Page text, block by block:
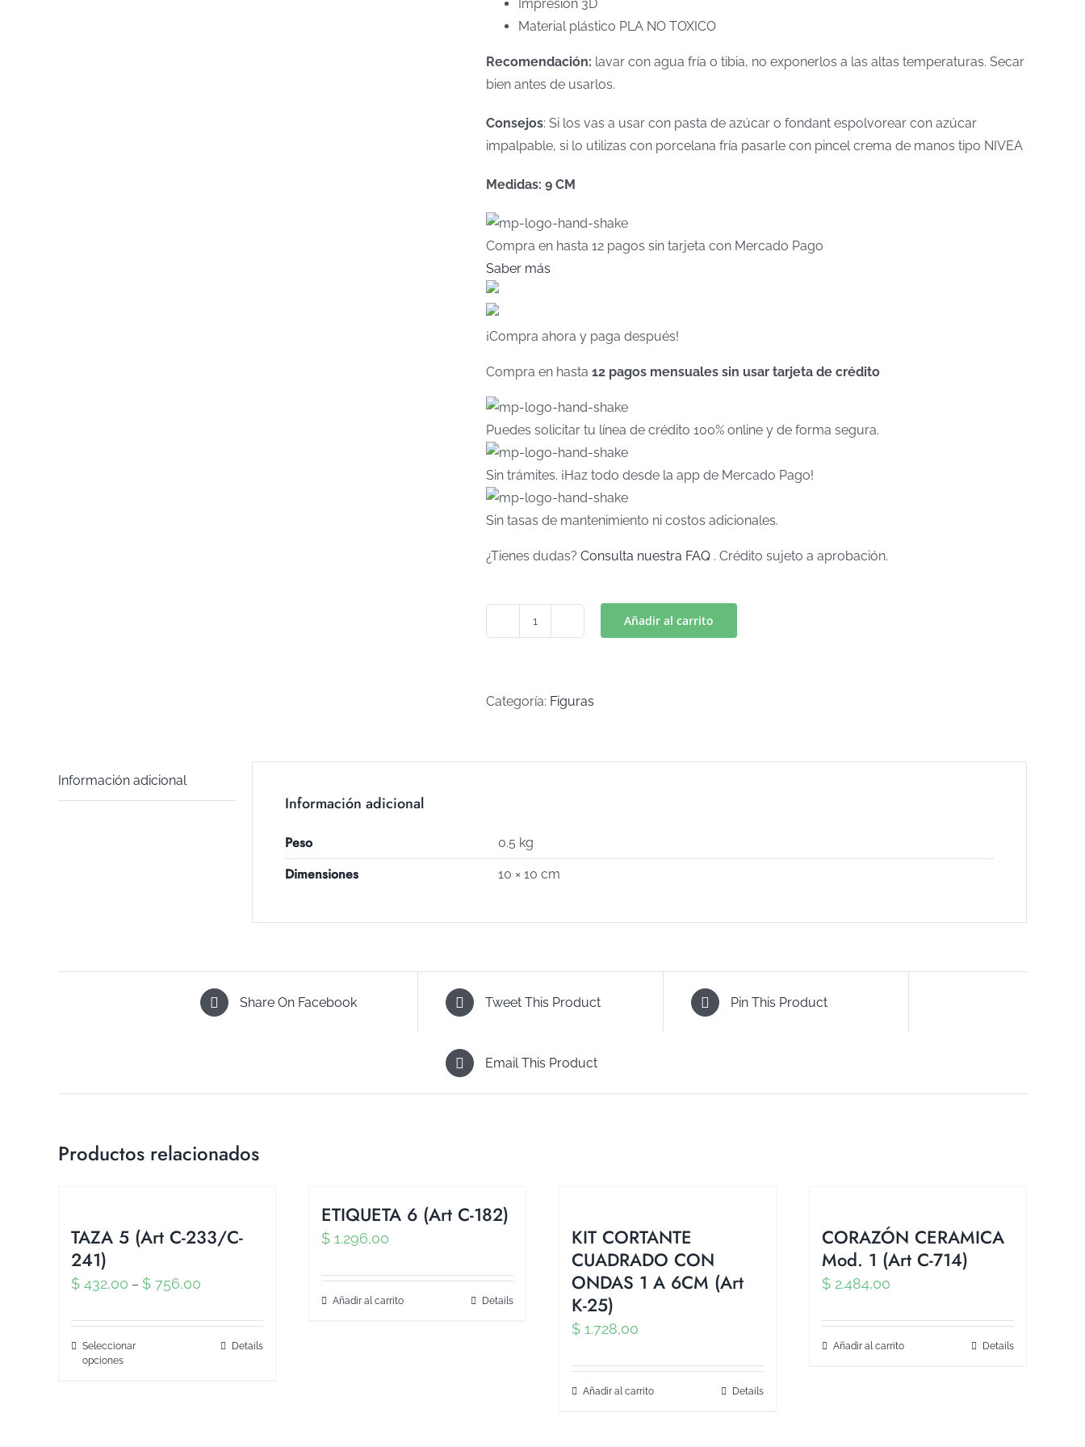
Impresión 3D
Material plástico PLA NO TOXICO
Recomendación: lavar con agua fría o tibia, no exponerlos a las altas temperaturas. Secar
bien antes de usarlos.
Consejos: Si los vas a usar con pasta de azúcar o fondant espolvorear con azúcar
impalpable, si lo utilizas con porcelana fría pasarle con pincel crema de manos tipo NIVEA
Medidas: 9 CM
Compra en hasta 12 pagos sin tarjeta con Mercado Pago
Saber más
¡Compra ahora y paga después!
Compra en hasta 12 pagos mensuales sin usar tarjeta de crédito
Puedes solicitar tu línea de crédito 100% online y de forma segura.
Sin trámites. ¡Haz todo desde la app de Mercado Pago!
Sin tasas de mantenimiento ni costos adicionales.
¿Tienes dudas? Consulta nuestra FAQ . Crédito sujeto a aprobación.
(Art
cantidad
Añadir al carrito
Categoría: Figuras
Información adicional
Información adicional
Peso 0.5 kg
Dimensiones 10 × 10 cm
Share On Facebook Tweet This Product Pin This Product
Email This Product
Productos relacionados
TAZA 5 (Art C-233/C-
241)
$ 432,00 – $ 756,00
Seleccionar
opciones
Details
ETIQUETA 6 (Art C-182)
$ 1.296,00
Añadir al carrito Details
KIT CORTANTE
CUADRADO CON
ONDAS 1 A 6CM (Art
K-25)
$ 1.728,00
Añadir al carrito Details
CORAZÓN CERAMICA
Mod. 1 (Art C-714)
$ 2.484,00
Añadir al carrito Details